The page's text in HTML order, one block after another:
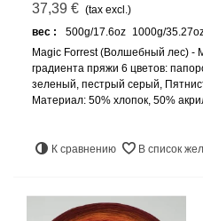
37,39 € (tax excl.)
вес :
500g/17.6oz 1000g/
Magic Forrest (Волшебный лес) -
градиента пряжи 6 цветов:
зеленый, пестрый серый,
Материал: 50% хлопок, 50%
К сравнению В список